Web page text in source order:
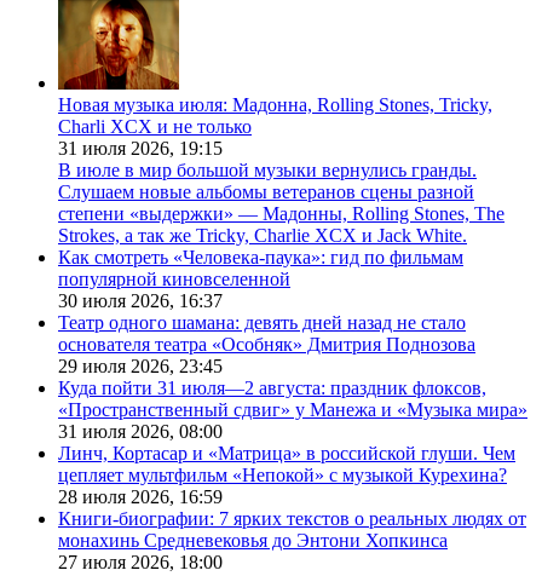
Новая музыка июля: Мадонна, Rolling Stones, Tricky,
Charli XCX и не только
31 июля 2026, 19:15
В июле в мир большой музыки вернулись гранды.
Слушаем новые альбомы ветеранов сцены разной
степени «выдержки» — Мадонны, Rolling Stones, The
Strokes, а так же Tricky, Charlie XCX и Jack White.
Как смотреть «Человека-паука»: гид по фильмам
популярной киновселенной
30 июля 2026, 16:37
Театр одного шамана: девять дней назад не стало
основателя театра «Особняк» Дмитрия Поднозова
29 июля 2026, 23:45
Куда пойти 31 июля—2 августа: праздник флоксов,
«Пространственный сдвиг» у Манежа и «Музыка мира»
31 июля 2026, 08:00
Линч, Кортасар и «Матрица» в российской глуши. Чем
цепляет мультфильм «Непокой» с музыкой Курехина?
28 июля 2026, 16:59
Книги-биографии: 7 ярких текстов о реальных людях от
монахинь Средневековья до Энтони Хопкинса
27 июля 2026, 18:00